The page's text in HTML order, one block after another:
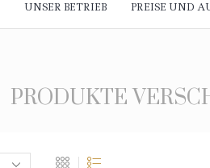
UNSER BETRIEB PREISE UND
PRODUKTE